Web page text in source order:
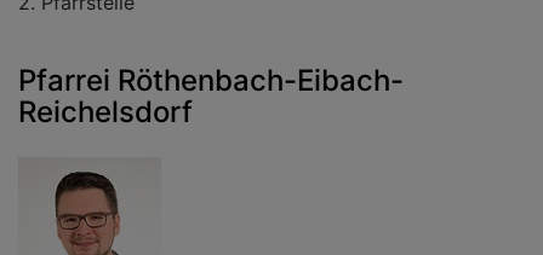
Pfarrei Röthenbach-Eibach-
Reichelsdorf